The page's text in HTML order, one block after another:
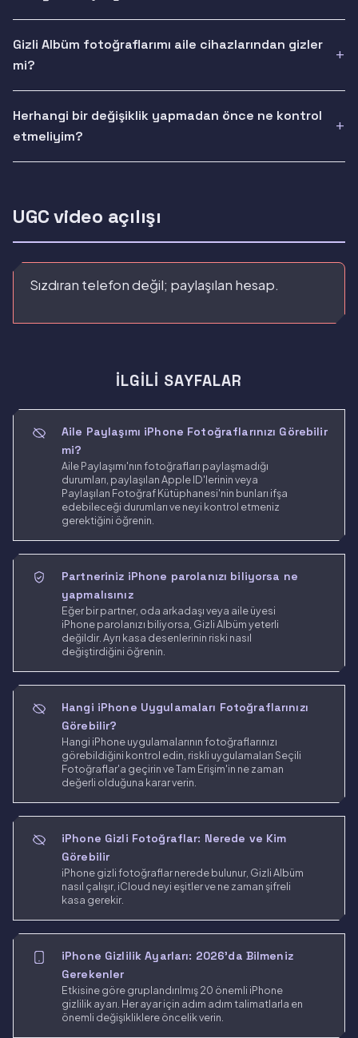
Gizli Albüm fotoğraflarımı aile cihazlarından gizler
mi?
Herhangi bir değişiklik yapmadan önce ne kontrol
etmeliyim?
UGC video açılışı
Sızdıran telefon değil; paylaşılan hesap.
İLGILI SAYFALAR
Aile Paylaşımı iPhone Fotoğraflarınızı Görebilir
mi?
Aile Paylaşımı'nın fotoğrafları paylaşmadığı
durumları, paylaşılan Apple ID'lerinin veya
Paylaşılan Fotoğraf Kütüphanesi'nin bunları ifşa
edebileceği durumları ve neyi kontrol etmeniz
gerektiğini öğrenin.
Partneriniz iPhone parolanızı biliyorsa ne
yapmalısınız
Eğer bir partner, oda arkadaşı veya aile üyesi
iPhone parolanızı biliyorsa, Gizli Albüm yeterli
değildir. Ayrı kasa desenlerinin riski nasıl
değiştirdiğini öğrenin.
Hangi iPhone Uygulamaları Fotoğraflarınızı
Görebilir?
Hangi iPhone uygulamalarının fotoğraflarınızı
görebildiğini kontrol edin, riskli uygulamaları Seçili
Fotoğraflar'a geçirin ve Tam Erişim'in ne zaman
değerli olduğuna karar verin.
iPhone Gizli Fotoğraflar: Nerede ve Kim
Görebilir
iPhone gizli fotoğraflar nerede bulunur, Gizli Albüm
nasıl çalışır, iCloud neyi eşitler ve ne zaman şifreli
kasa gerekir.
iPhone Gizlilik Ayarları: 2026'da Bilmeniz
Gerekenler
Etkisine göre gruplandırılmış 20 önemli iPhone
gizlilik ayarı. Her ayar için adım adım talimatlarla en
önemli değişikliklere öncelik verin.